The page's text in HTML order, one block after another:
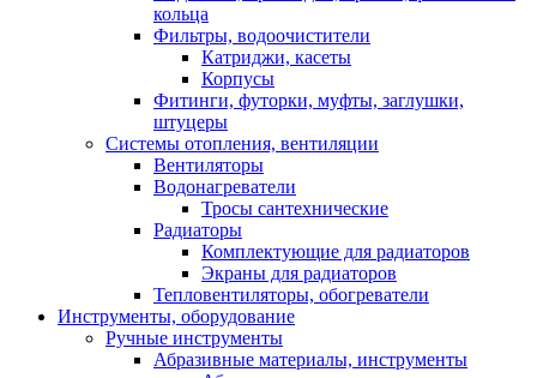
кольца
Фильтры, водоочистители
Катриджи, касеты
Корпусы
Фитинги, футорки, муфты, заглушки,
штуцеры
Системы отопления, вентиляции
Вентиляторы
Водонагреватели
Тросы сантехнические
Радиаторы
Комплектующие для радиаторов
Экраны для радиаторов
Тепловентиляторы, обогреватели
Инструменты, оборудование
Ручные инструменты
Абразивные материалы, инструменты